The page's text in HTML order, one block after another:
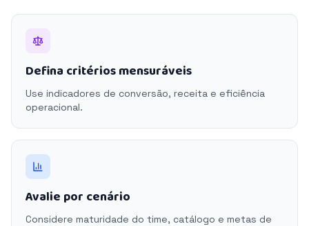
Defina critérios mensuráveis
Use indicadores de conversão, receita e eficiência
operacional.
Avalie por cenário
Considere maturidade do time, catálogo e metas de